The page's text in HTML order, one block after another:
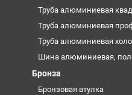
Труба алюминиевая
Труба алюминиевая
Труба алюминиевая
Шина алюминиевая,
Бронза
Бронзовая втулка